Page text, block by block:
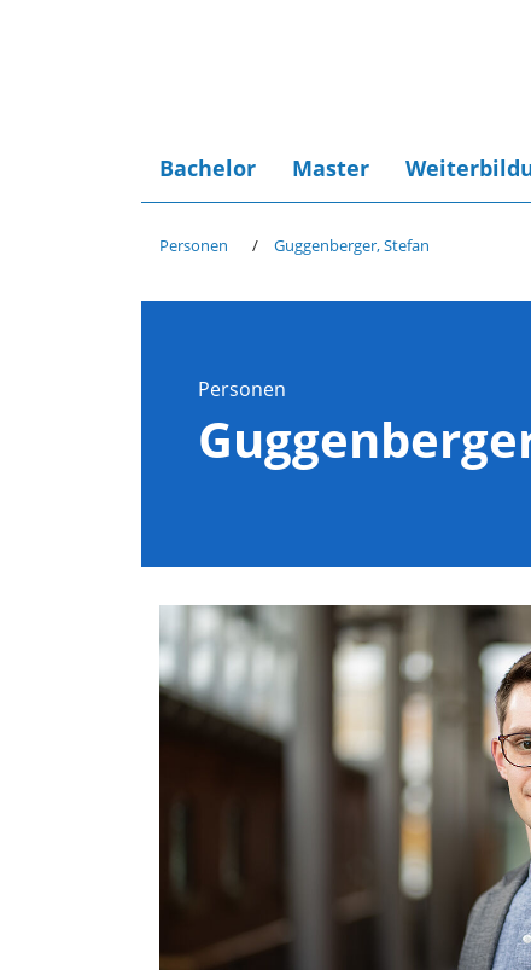
Bachelor Master
Personen Guggenberger, Stefan
Personen